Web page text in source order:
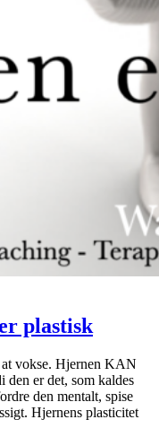
plastisk
vokse. Hjernen KAN
den er det, som kaldes
den mentalt, spise
Hjernens plasticitet